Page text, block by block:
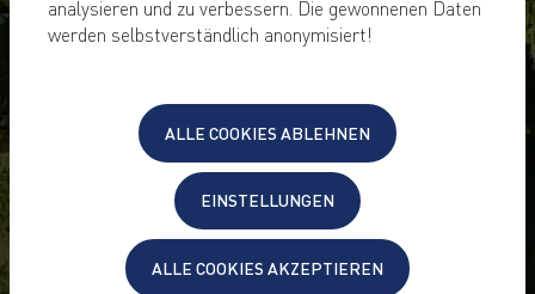
analysieren und zu verbessern. Die gewonnenen Daten
werden selbstverständlich anonymisiert!
ALLE COOKIES ABLEHNEN
EINSTELLUNGEN
ALLE COOKIES AKZEPTIEREN